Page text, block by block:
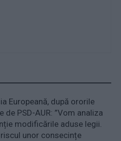
Europeană, după ororile
de PSD-AUR: ”Vom analiza
modificările aduse legii.
unor consecințe